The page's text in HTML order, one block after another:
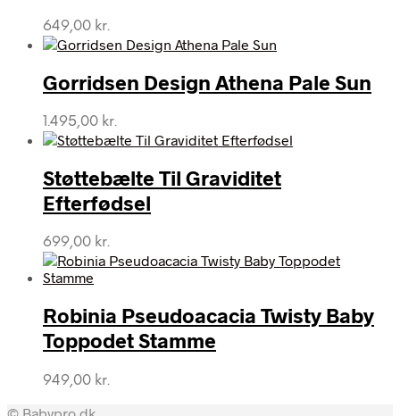
649,00 kr.
Gorridsen Design Athena Pale Sun
1.495,00 kr.
Støttebælte Til Graviditet
Efterfødsel
699,00 kr.
Robinia Pseudoacacia Twisty Baby
Toppodet Stamme
949,00 kr.
© Babypro.dk